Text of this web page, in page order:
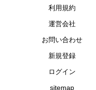
利用規約
運営会社
お問い合わせ
新規登録
ログイン
sitemap